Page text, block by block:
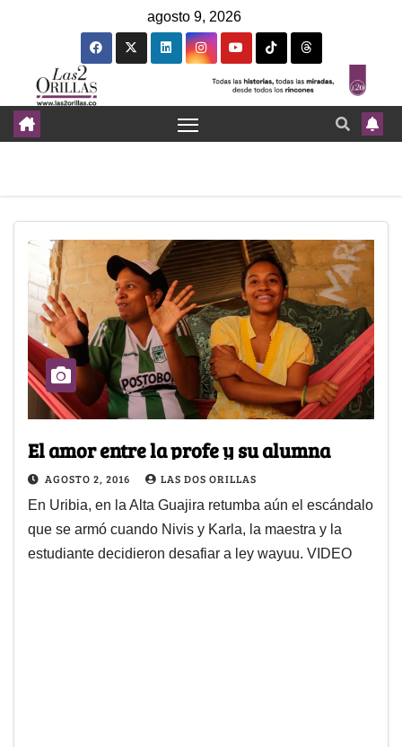
agosto 9, 2026
El amor entre la profe y su alumna
AGOSTO 2, 2016 LAS DOS ORILLAS
En Uribia, en la Alta Guajira retumba aún el escándalo
que se armó cuando Nivis y Karla, la maestra y la
estudiante decidieron desafiar a ley wayuu. VIDEO